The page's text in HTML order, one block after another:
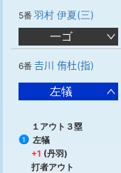
5番 羽村 伊夏(三)
一ゴ
6番 𠮷川 侑杜(指)
左犠
１アウト３塁
1
左犠
+1 (丹羽)
打者アウト